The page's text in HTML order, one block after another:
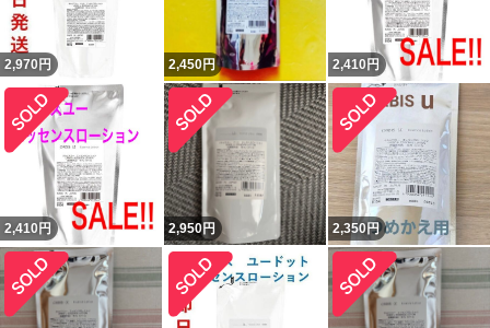
2,970 円 2,450円 2,410 円
2,410 円 2,950円 2,350円